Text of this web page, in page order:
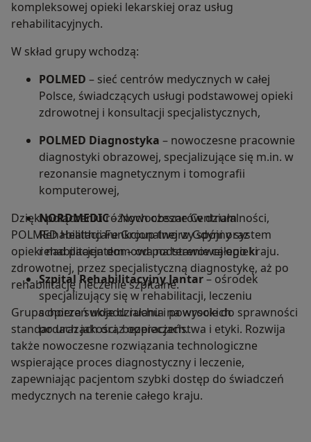
kompleksowej opieki lekarskiej oraz usług
rehabilitacyjnych.
W skład grupy wchodzą:
POLMED – sieć centrów medycznych w całej
Polsce, świadczących usługi podstawowej opieki
zdrowotnej i konsultacji specjalistycznych,
POLMED Diagnostyka – nowoczesne pracownie
diagnostyki obrazowej, specjalizujące się m.in. w
rezonansie magnetycznym i tomografii
komputerowej,
NORDMEDIC– Nowoczesne Centrum
Rehabilitacji Funkcjonalnej w Gdyni oraz
rehabilitacja domowa na terenie całego kraju.
Szpital Rehabilitacyjny Jantar– ośrodek
specjalizujący się w rehabilitacji, leczeniu
schorzeń układu ruchu i powrocie do sprawności
po urazach oraz operacjach.
Dzięki połączeniu różnych obszarów działalności,
POLMED Healthcare Group tworzy spójny system
opieki nad pacjentem – od podstawowej opieki
zdrowotnej, przez specjalistyczną diagnostykę, aż po
rehabilitację i leczenie szpitalne.
Grupa opiera swoje działania na wysokich
standardach jakości, bezpieczeństwa i etyki. Rozwija
także nowoczesne rozwiązania technologiczne
wspierające proces diagnostyczny i leczenie,
zapewniając pacjentom szybki dostęp do świadczeń
medycznych na terenie całego kraju.